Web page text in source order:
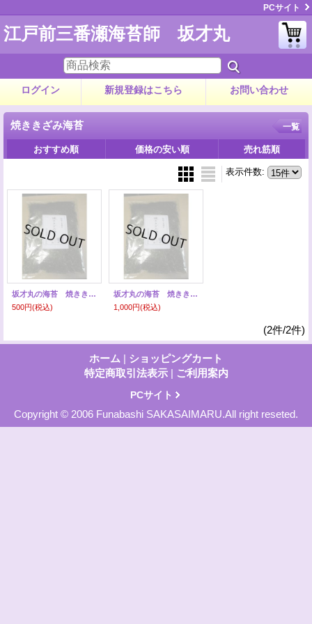
PCサイト
江戸前三番瀬海苔師 坂才丸
ログイン 新規登録はこちら お問い合わせ
焼ききざみ海苔 一覧
おすすめ順 価格の安い順 売れ筋順
表示件数:
坂才丸の海苔 焼ききざみ海苔 ５０グラム入り
500円(税込)
坂才丸の海苔 焼ききざみ海苔 １００グラム入り
1,000円(税込)
(2件/2件)
ホーム | ショッピングカート
特定商取引法表示 | ご利用案内
PCサイト
Copyright © 2006 Funabashi SAKASAIMARU.All right reseted.